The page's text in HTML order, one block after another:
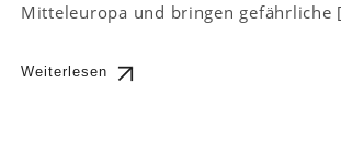
Mitteleuropa und bringen gefährliche
Weiterlesen